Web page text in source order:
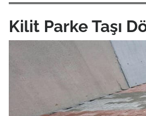
Kilit Parke Taşı